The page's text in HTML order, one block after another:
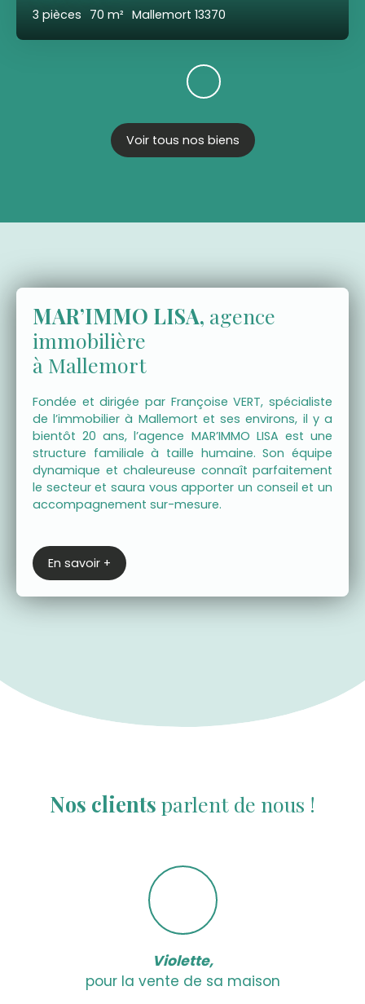
3 pièces 70 m² Mallemort 13370
Voir tous nos biens
MAR’IMMO LISA, agence
immobilière
à Mallemort
Fondée et dirigée par Françoise VERT, spécialiste
de l’immobilier à Mallemort et ses environs, il y a
bientôt 20 ans, l’agence MAR’IMMO LISA est une
structure familiale à taille humaine. Son équipe
dynamique et chaleureuse connaît parfaitement
le secteur et saura vous apporter un conseil et un
accompagnement sur-mesure.
En savoir +
Nos clients parlent de nous !
Violette,
pour la vente de sa maison